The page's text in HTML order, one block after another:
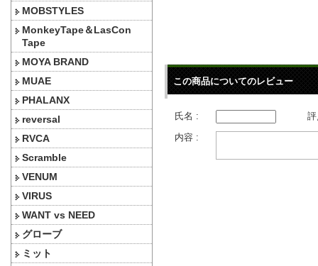
MOBSTYLES
MonkeyTape＆LasCon
Tape
MOYA BRAND
MUAE
PHALANX
reversal
RVCA
Scramble
VENUM
VIRUS
WANT vs NEED
グローブ
ミット
この商品についてのレビュー
氏名 :
内容 :